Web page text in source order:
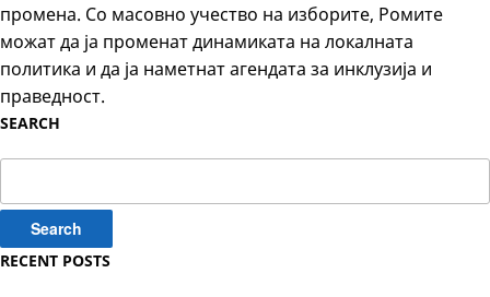
SEARCH
for:
RECENT POSTS
промена. Со масовно учество на изборите, Ромите
можат да ја променат динамиката на локалната
политика и да ја наметнат агендата за инклузија и
праведност.